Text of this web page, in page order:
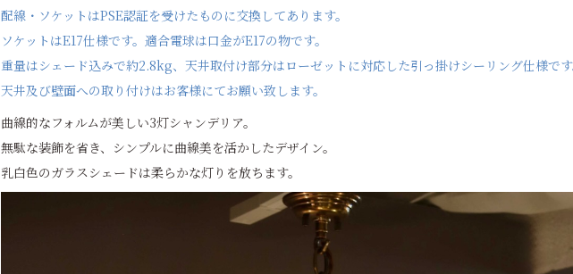
配線・ソケットはPSE認証を受けたものに交換してあります。
ソケットはE17仕様です。適合電球は口金がE17の物です。
重量はシェード込みで約2.8kg、天井取付け部分はローゼットに対応した引っ掛けシーリング仕様です
天井及び壁面への取り付けはお客様にてお願い致します。
曲線的なフォルムが美しい3灯シャンデリア。
無駄な装飾を省き、シンプルに曲線美を活かしたデザイン。
乳白色のガラスシェードは柔らかな灯りを放ちます。